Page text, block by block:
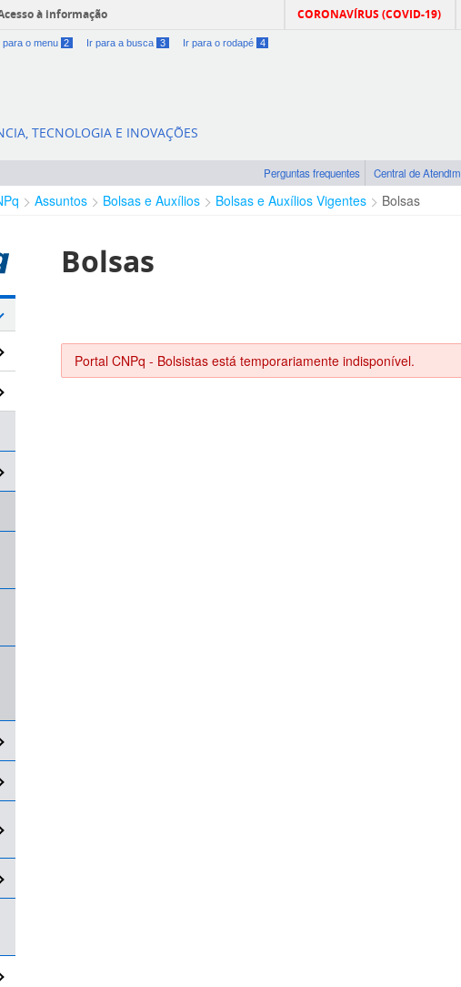
à informação CORONAVÍRUS (COVID-19)
para o menu 2 Ir para a busca 3 Ir para o rodapé 4
TECNOLOGIA E INOVAÇÕES
Perguntas frequentes Central de
Assuntos Bolsas e Auxílios Bolsas e Auxílios Vigentes Bolsas
Bolsas
Portal CNPq - Bolsistas está temporariamente indisponível.